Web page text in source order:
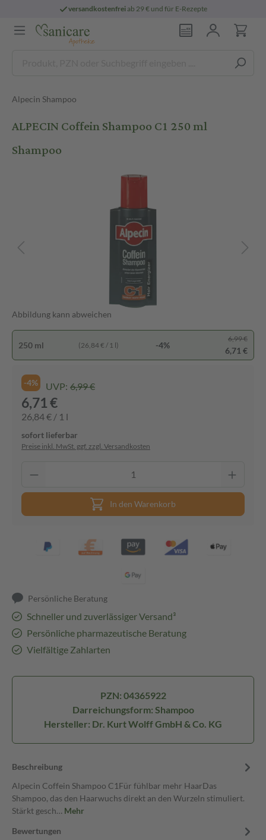
versandkostenfreiab 29 € und für E-Rezepte
Alpecin Shampoo
ALPECIN Coffein Shampoo C1 250 ml
Shampoo
Abbildung kann abweichen
250 ml (26,84 € / 1 l) -4%
6,99 €
6,71 €
-4% UVP: 6,99 €
6,71 €
26,84 € / 1 l
sofort lieferbar
Preise inkl. MwSt. ggf. zzgl. Versandkosten
In den Warenkorb
Persönliche Beratung
Schneller und zuverlässiger Versand³
Persönliche pharmazeutische Beratung
Vielfältige Zahlarten
PZN: 04365922
Darreichungsform: Shampoo
Hersteller: Dr. Kurt Wolff GmbH & Co. KG
Beschreibung
Alpecin Coffein Shampoo C1Für fühlbar mehr HaarDas
Shampoo, das den Haarwuchs direkt an den Wurzeln stimuliert.
Stärkt gesch… Mehr
Bewertungen